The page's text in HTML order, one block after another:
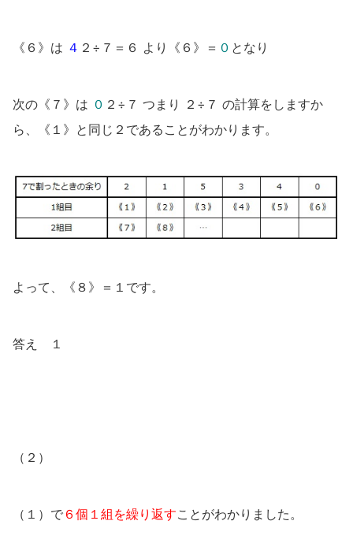
《６》は ４ ２÷７＝６ より《６》＝ ０ となり
次の《７》は ０ ２÷７ つまり ２÷７ の計算をしますか
ら、《１》と同じ２であることがわかります。
よって、《８》＝１です。
答え １
（２）
（１）で ６個１組を繰り返すことがわかりました。